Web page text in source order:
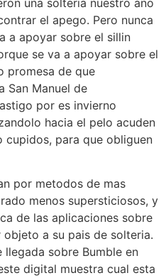
una solteria nuestro ano
el apego. Pero nunca
a apoyar sobre el silli­n
se va a apoyar sobre el
promesa de que
San Manuel de
por es invierno
hacia el pelo acuden
cupidos, para que obliguen
por metodos de mas
menos supersticiosos, y
de las aplicaciones sobre
a su pais de solteria.
sobre Bumble en
digital muestra cual esta